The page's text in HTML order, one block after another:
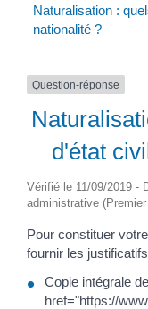
Naturalisation :
nationalité ?
Question-réponse
d'état
Vérifié le 11/09/2019 -
administrative
Pour constituer
fournir les
Copie intégrale
href="https://